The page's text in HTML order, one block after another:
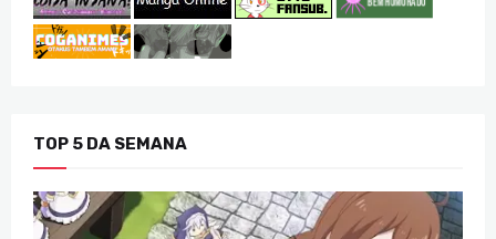
TOP 5 DA SEMANA